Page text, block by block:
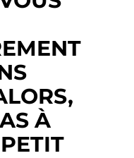
À